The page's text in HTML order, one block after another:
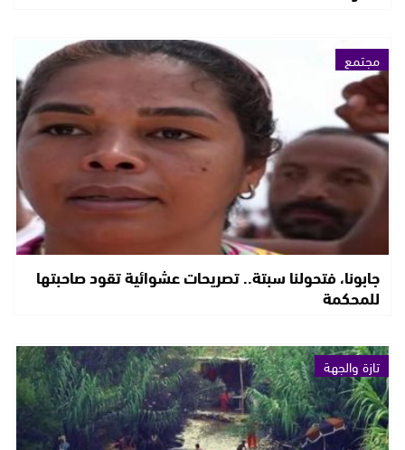
مجتمع
جابونا، فتحولنا سبتة.. تصريحات عشوائية تقود صاحبتها
للمحكمة
تازة والجهة